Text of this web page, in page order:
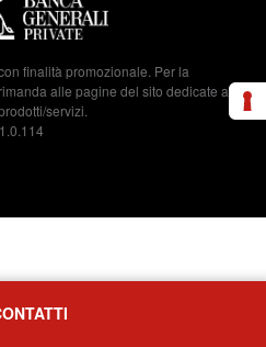
finalità promozionale. Per la
alle pagine del sito dedicate ai
servizi.
1.0.114